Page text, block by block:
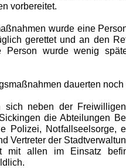
vorbereitet.
wurde eine
gerettet und an den
Person wurde wenig
dauerten
sich neben der
die Abteilungen
Polizei, Notfallseelsorge,
Vertreter der
mit allen im Einsatz